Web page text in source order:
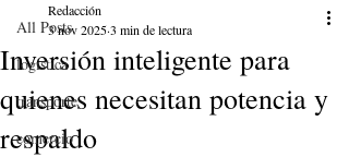
All Posts
logistica
transporte
comercio
Inversión inteligente para
quienes necesitan potencia y
respaldo
Redacción
3 nov 20253 min de lectura